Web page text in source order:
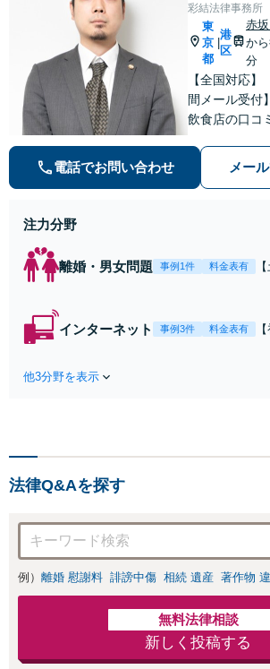
彩結法律事務所
東
京
都
港
区
赤
か
分
【全国対応
間メール受付
飲食店の口コ
の種類を問わ
早期対応で駆
電話でお問い合わせ メー
注力分野
離婚・男女問題 事例1件 料金表有
インターネット 事例3件 料金表有
お
応
き
他3分野を表示
法律Q&Aを探す
例） 離婚 慰謝料 誹謗中傷 相続 遺産 著作物
無料法律相談
新しく投稿する